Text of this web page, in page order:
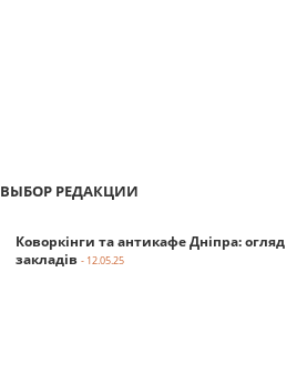
ВЫБОР РЕДАКЦИИ
Коворкінги та антикафе Дніпра: огляд
закладів - 12.05.25